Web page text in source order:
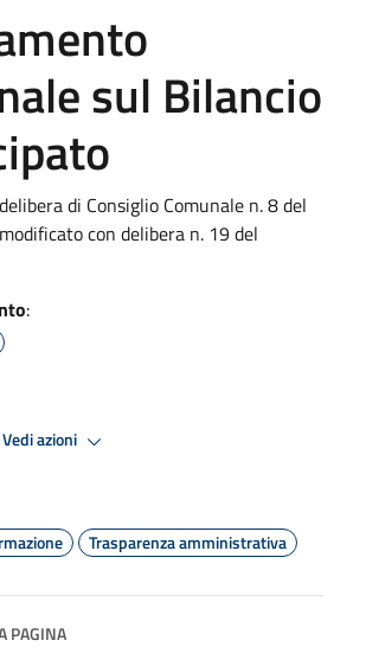
sul Bilancio
di Consiglio Comunale n. 8 del
con delibera n. 19 del
:
Vedi azioni
Trasparenza amministrativa
PAGINA